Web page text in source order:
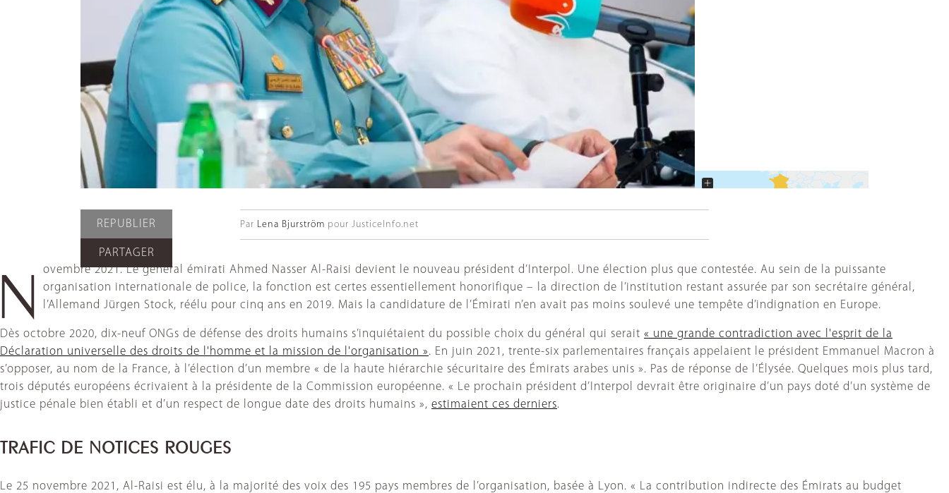
+
REPUBLIER
PARTAGER
Par Lena Bjurström pour JusticeInfo.net
ovembre 2021. Le général émirati Ahmed Nasser Al-Raisi devient le nouveau président d’Interpol. Une élection plus que contestée. Au sein de la puissante
organisation internationale de police, la fonction est certes essentiellement honorifique – la direction de l’institution restant assurée par son secrétaire général,
l’Allemand Jürgen Stock, réélu pour cinq ans en 2019. Mais la candidature de l’Émirati n’en avait pas moins soulevé une tempête d’indignation en Europe.
Dès octobre 2020, dix-neuf ONGs de défense des droits humains s’inquiétaient du possible choix du général qui serait « une grande contradiction avec l'esprit de la
Déclaration universelle des droits de l'homme et la mission de l'organisation ». En juin 2021, trente-six parlementaires français appelaient le président Emmanuel Macron à
s’opposer, au nom de la France, à l’élection d’un membre « de la haute hiérarchie sécuritaire des Émirats arabes unis ». Pas de réponse de l’Élysée. Quelques mois plus tard,
trois députés européens écrivaient à la présidente de la Commission européenne. « Le prochain président d’Interpol devrait être originaire d’un pays doté d’un système de
justice pénale bien établi et d’un respect de longue date des droits humains », estimaient ces derniers.
TRAFIC DE NOTICES ROUGES
Le 25 novembre 2021, Al-Raisi est élu, à la majorité des voix des 195 pays membres de l’organisation, basée à Lyon. « La contribution indirecte des Émirats au budget